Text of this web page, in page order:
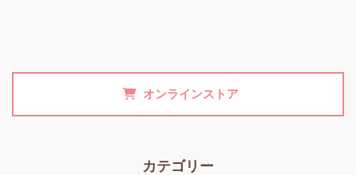
オンラインストア
カテゴリー